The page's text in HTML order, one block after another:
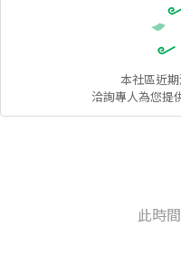
本社區近
洽詢專人為您提
此時